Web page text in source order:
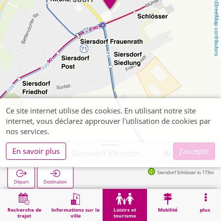
OpenStreetMap contributors
Recherche de
trajet
Informations sur la
ville
Loisirs et
tourisme
Mobilité plus
Départ Destination
Siersdorf Schlösser in 173m
Démarrage Loisirs et tourisme Aldenhoven, Siersdorf Kleinschwimmhalle Siersdorf
Ce site internet utilise des cookies. En utilisant notre site
internet, vous déclarez approuver l'utilisation de cookies par
nos services.
En savoir plus
J'accepte